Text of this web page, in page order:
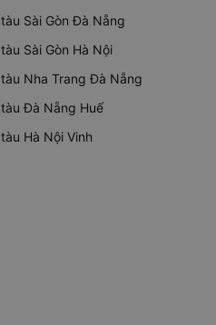
Sài Gòn Đà Nẵng
Sài Gòn Hà Nội
tàu Nha Trang Đà Nẵng
tàu Đà Nẵng Huế
Hà Nội Vinh